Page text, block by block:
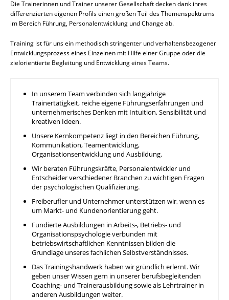
Die Trainerinnen und Trainer unserer Gesellschaft decken dank ihres
differenzierten eigenen Profils einen großen Teil des Themenspektrums
im Bereich Führung, Personalentwicklung und Change ab.
Training ist für uns ein methodisch stringenter und verhaltensbezogener
Entwicklungsprozess eines Einzelnen mit Hilfe einer Gruppe oder die
zielorientierte Begleitung und Entwicklung eines Teams.
In unserem Team verbinden sich langjährige
Trainertätigkeit, reiche eigene Führungserfahrungen und
unternehmerisches Denken mit Intuition, Sensibilität und
kreativen Ideen.
Unsere Kernkompetenz liegt in den Bereichen Führung,
Kommunikation, Teamentwicklung,
Organisationsentwicklung und Ausbildung.
Wir beraten Führungskräfte, Personalentwickler und
Entscheider verschiedener Branchen zu wichtigen Fragen
der psychologischen Qualifizierung.
Freiberufler und Unternehmer unterstützen wir, wenn es
um Markt- und Kundenorientierung geht.
Fundierte Ausbildungen in Arbeits-, Betriebs- und
Organisationspsychologie verbunden mit
betriebswirtschaftlichen Kenntnissen bilden die
Grundlage unseres fachlichen Selbstverständnisses.
Das Trainingshandwerk haben wir gründlich erlernt. Wir
geben unser Wissen gern in unserer berufsbegleitenden
Coaching- und Trainerausbildung sowie als Lehrtrainer in
anderen Ausbildungen weiter.